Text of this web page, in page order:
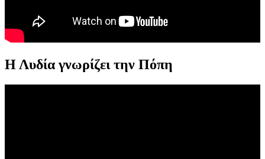
Η Λυδία γνωρίζει την Πόπη